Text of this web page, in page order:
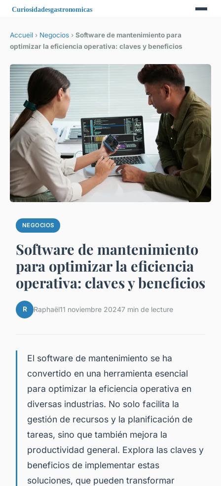
Accueil › Negocios › Software de mantenimiento para
optimizar la eficiencia operativa: claves y beneficios
NEGOCIOS
Software de mantenimiento
para optimizar la eficiencia
operativa: claves y beneficios
R Raphaël11 noviembre 20247 min de lecture
El software de mantenimiento se ha
convertido en una herramienta esencial
para optimizar la eficiencia operativa en
diversas industrias. No solo facilita la
gestión de recursos y la planificación de
tareas, sino que también mejora la
productividad general. Explora las claves y
beneficios de implementar estas
soluciones, que pueden transformar